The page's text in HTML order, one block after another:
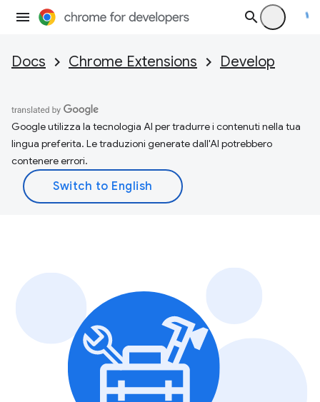
Docs Chrome Extensions Develop
Google utilizza la tecnologia AI per tradurre i contenuti nella tua
lingua preferita. Le traduzioni generate dall'AI potrebbero
contenere errori.